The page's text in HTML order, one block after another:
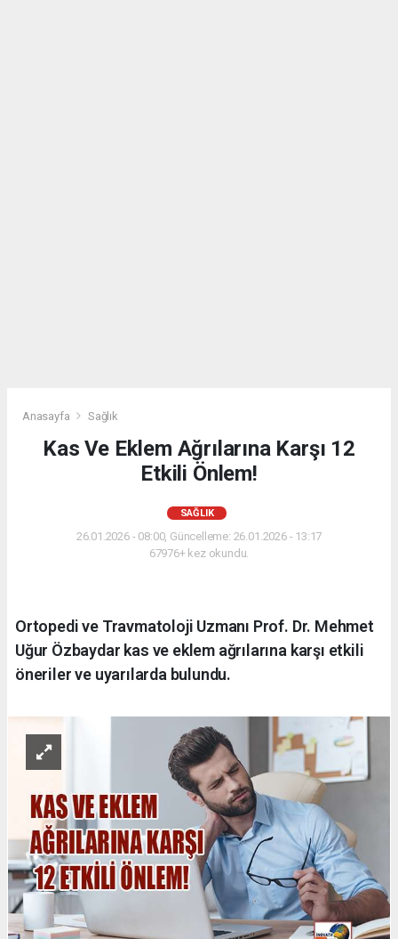
Anasayfa Sağlık
Kas Ve Eklem Ağrılarına Karşı 12
Etkili Önlem!
SAĞLIK
26.01.2026 - 08:00, Güncelleme: 26.01.2026 - 13:17
67976+ kez okundu.
Ortopedi ve Travmatoloji Uzmanı Prof. Dr. Mehmet
Uğur Özbaydar kas ve eklem ağrılarına karşı etkili
öneriler ve uyarılarda bulundu.